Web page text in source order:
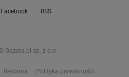
Facebook RSS
Gazeta.pl sp. z o.o.
Reklama Polityka prywatności